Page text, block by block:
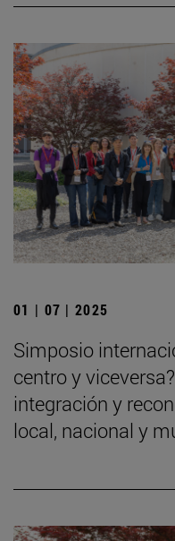
01 | 07 | 2025
Simposio
centro y
integración y
local, nacional y